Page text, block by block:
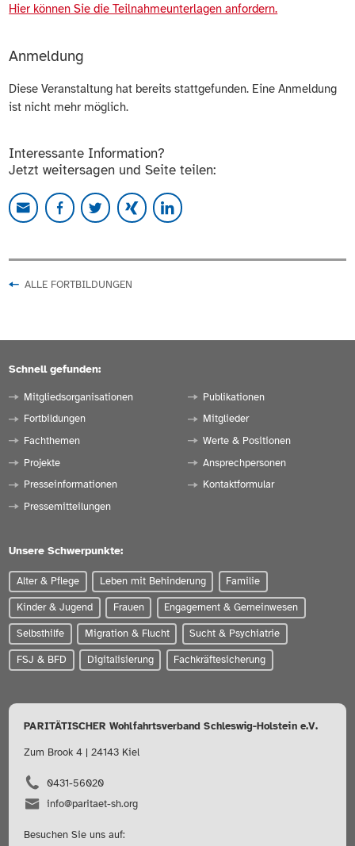
Hier können Sie die Teilnahmeunterlagen anfordern.
Anmeldung
Diese Veranstaltung hat bereits stattgefunden. Eine Anmeldung
ist nicht mehr möglich.
Interessante Information?
Jetzt weitersagen und Seite teilen:
ALLE FORTBILDUNGEN
Schnell gefunden:
Mitgliedsorganisationen
Fortbildungen
Fachthemen
Projekte
Presseinformationen
Pressemitteilungen
Publikationen
Mitglieder
Werte & Positionen
Ansprechpersonen
Kontaktformular
Unsere Schwerpunkte:
Alter & Pflege Leben mit Behinderung Familie
Kinder & Jugend Frauen Engagement & Gemeinwesen
Selbsthilfe Migration & Flucht Sucht & Psychiatrie
FSJ & BFD Digitalisierung Fachkräftesicherung
PARITÄTISCHER Wohlfahrtsverband Schleswig-Holstein e.V.
Zum Brook 4 | 24143 Kiel
0431-56020
info@paritaet-sh.org
Besuchen Sie uns auf: